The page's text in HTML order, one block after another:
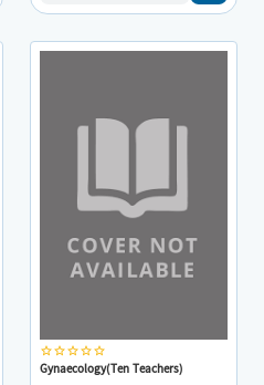
star_borderstar_borderstar_borderstar_borderstar_border
Gynaecology(Ten Teachers)